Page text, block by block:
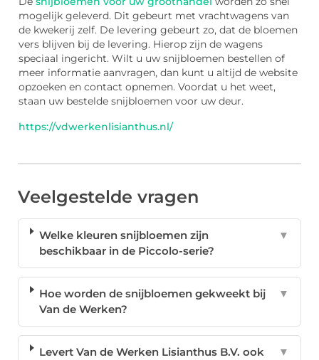
mogelijk geleverd. Dit gebeurt met vrachtwagens van
de kwekerij zelf. De levering gebeurt zo, dat de bloemen
vers blijven bij de levering. Hierop zijn de wagens
speciaal ingericht. Wilt u uw snijbloemen bestellen of
meer informatie aanvragen, dan kunt u altijd de website
opzoeken en contact opnemen. Voordat u het weet,
staan uw bestelde snijbloemen voor uw deur.
https://vdwerkenlisianthus.nl/
Veelgestelde vragen
Welke kleuren snijbloemen zijn
beschikbaar in de Piccolo-serie?
▼
Hoe worden de snijbloemen gekweekt bij
Van de Werken?
▼
Levert Van de Werken Lisianthus B.V. ook
▼